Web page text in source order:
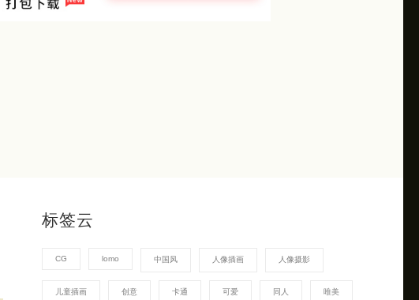
标签云
CG lomo 中国风 人像插画 人像摄影
儿童插画 创意 卡通 可爱 同人 唯美